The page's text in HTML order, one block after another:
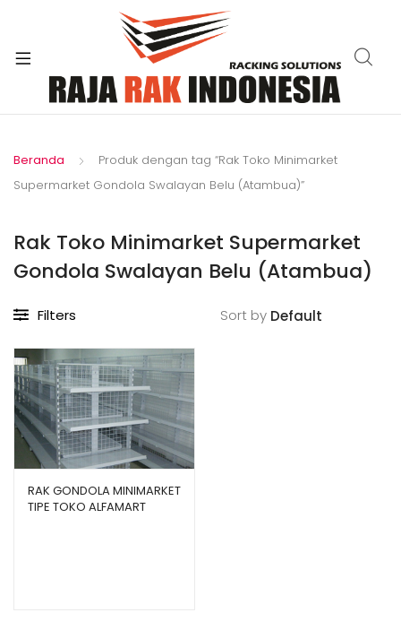
Beranda
Produk dengan tag “Rak Toko Minimarket
Supermarket Gondola Swalayan Belu (Atambua)”
Rak Toko Minimarket Supermarket
Gondola Swalayan Belu (Atambua)
Filters Sort by
RAK GONDOLA MINIMARKET
TIPE TOKO ALFAMART